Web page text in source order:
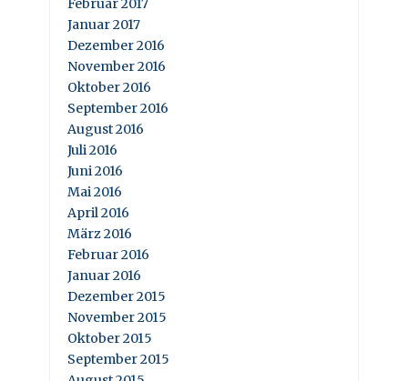
Januar 2017
Dezember 2016
November 2016
Oktober 2016
September 2016
August 2016
Juli 2016
Juni 2016
Mai 2016
April 2016
März 2016
Februar 2016
Januar 2016
Dezember 2015
November 2015
Oktober 2015
September 2015